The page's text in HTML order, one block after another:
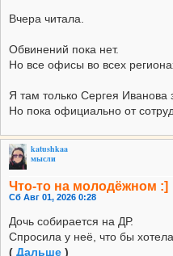
Вчера читала.
Обвинений пока нет.
Но все офисы во всех
Я там только Сергея Иванова
Но пока официально от
katushkaa
мысли
Что-то на молодёжном :]
Сб Авг 01, 2026 0:28
Дочь собирается на ДР.
Спросила у неё, что бы
( Дальше )